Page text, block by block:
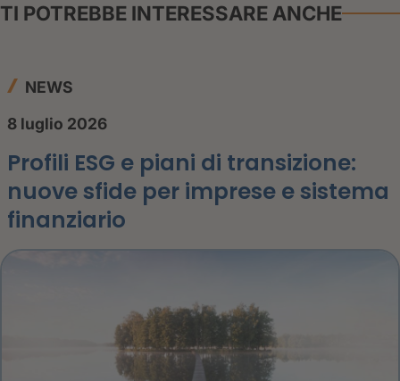
TI POTREBBE INTERESSARE ANCHE
NEWS
8 luglio 2026
Profili ESG e piani di transizione:
nuove sfide per imprese e sistema
finanziario